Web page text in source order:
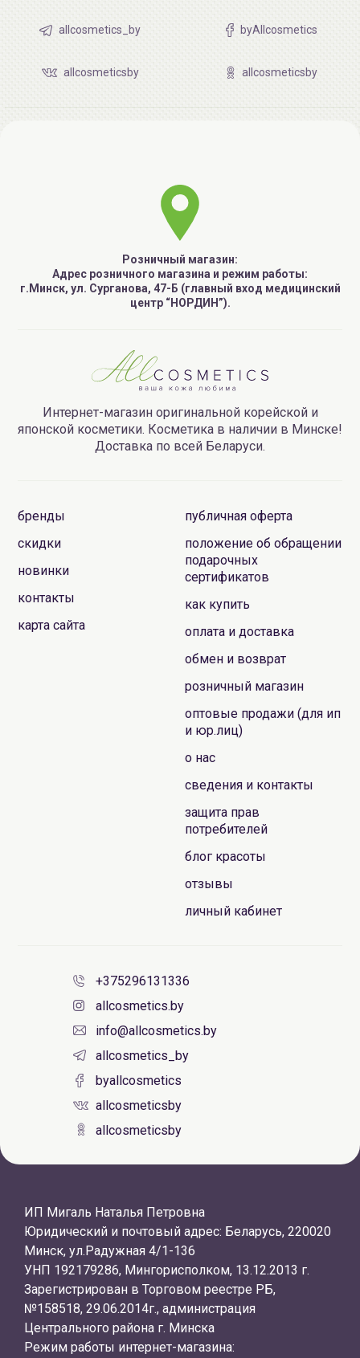
allcosmetics_by byAllcosmetics
allcosmeticsby allcosmeticsby
Розничный магазин:
Адрес розничного магазина и режим работы:
г.Минск, ул. Сурганова, 47-Б (главный вход медицинский
центр “НОРДИН”).
Интернет-магазин оригинальной корейской и
японской косметики. Косметика в наличии в Минске!
Доставка по всей Беларуси.
бренды
скидки
новинки
контакты
карта сайта
публичная оферта
положение об обращении
подарочных
сертификатов
как купить
оплата и доставка
обмен и возврат
розничный магазин
оптовые продажи (для ип
и юр.лиц)
о нас
сведения и контакты
защита прав
потребителей
блог красоты
отзывы
личный кабинет
+375296131336
allcosmetics.by
info@allcosmetics.by
allcosmetics_by
byallcosmetics
allcosmeticsby
allcosmeticsby
ИП Мигаль Наталья Петровна
Юридический и почтовый адрес: Беларусь, 220020
Минск, ул.Радужная 4/1-136
УНП 192179286, Мингорисполком, 13.12.2013 г.
Зарегистрирован в Торговом реестре РБ,
№158518, 29.06.2014г., администрация
Центрального района г. Минска
Режим работы интернет-магазина: